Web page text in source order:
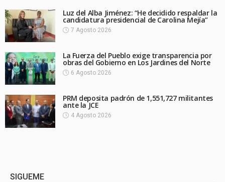
Luz del Alba Jiménez: “He decidido respaldar la
candidatura presidencial de Carolina Mejía”
7 Agosto 2026
La Fuerza del Pueblo exige transparencia por
obras del Gobierno en Los Jardines del Norte
6 Agosto 2026
PRM deposita padrón de 1,551,727 militantes
ante la JCE
4 Agosto 2026
SIGUEME